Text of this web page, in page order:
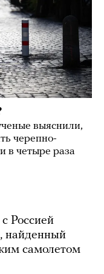
выяснили,
черепно-
в четыре раза
Россией
найденный
самолетом